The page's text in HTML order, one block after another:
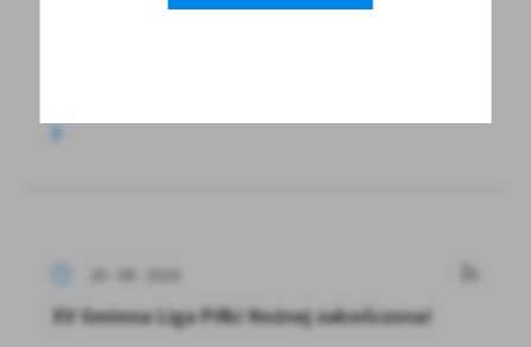
20 - 08 - 2024
XV Gminna Liga Piłki Nożnej zakończona!